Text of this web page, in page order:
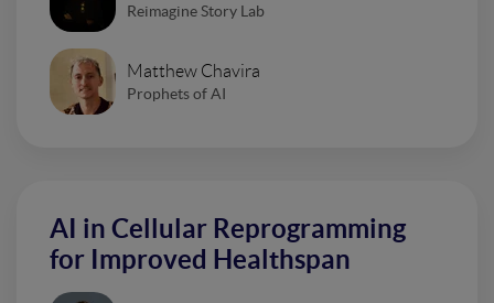
Reimagine Story Lab
Matthew Chavira
Prophets of AI
AI in Cellular Reprogramming
for Improved Healthspan